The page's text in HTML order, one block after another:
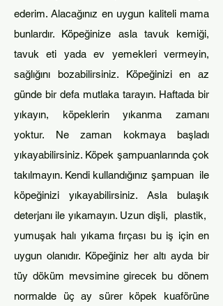
ederim. Alacağınız en uygun kaliteli mama
bunlardır. Köpeğinize asla tavuk kemiği,
tavuk eti yada ev yemekleri vermeyin,
sağlığını bozabilirsiniz. Köpeğinizi en az
günde bir defa mutlaka tarayın. Haftada bir
yıkayın, köpeklerin yıkanma zamanı
yoktur. Ne zaman kokmaya başladı
yıkayabilirsiniz. Köpek şampuanlarında çok
takılmayın. Kendi kullandığınız şampuan ile
köpeğinizi yıkayabilirsiniz. Asla bulaşık
deterjanı ile yıkamayın. Uzun dişli, plastik,
yumuşak halı yıkama fırçası bu iş için en
uygun olanıdır. Köpeğiniz her altı ayda bir
tüy döküm mevsimine girecek bu dönem
normalde üç ay sürer köpek kuaförüne